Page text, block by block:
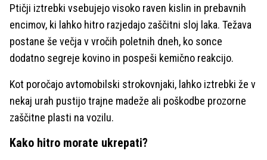
Ptičji iztrebki vsebujejo visoko raven kislin in prebavnih
encimov, ki lahko hitro razjedajo zaščitni sloj laka. Težava
postane še večja v vročih poletnih dneh, ko sonce
dodatno segreje kovino in pospeši kemično reakcijo.
Kot poročajo avtomobilski strokovnjaki, lahko iztrebki že v
nekaj urah pustijo trajne madeže ali poškodbe prozorne
zaščitne plasti na vozilu.
Kako hitro morate ukrepati?